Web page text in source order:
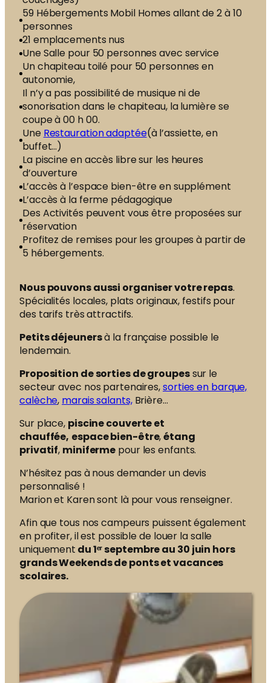
59 Hébergements Mobil Homes allant de 2 à 10
personnes
21 emplacements nus
Une Salle pour 50 personnes avec service
Un chapiteau toilé pour 50 personnes en
autonomie,
Il n’y a pas possibilité de musique ni de
sonorisation dans le chapiteau, la lumière se
coupe à 00 h 00.
Une Restauration adaptée(à l’assiette, en
buffet…)
La piscine en accès libre sur les heures
d’ouverture
L’accès à l’espace bien-être en supplément
L’accès à la ferme pédagogique
Des Activités peuvent vous être proposées sur
réservation
Profitez de remises pour les groupes à partir de
5 hébergements.
Nous pouvons aussi organiser votre repas.
Spécialités locales, plats originaux, festifs pour
des tarifs très attractifs.
Petits déjeunersà la française possible le
lendemain.
Proposition de sorties de groupessur le
secteur avec nos partenaires,sorties en barque,
calèche, marais salants,Brière…
Sur place, piscine couverte et
chauffée, espace bien-être,étang
privatif, miniferme pour les enfants.
N’hésitez pas à nous demander un devis
personnalisé !
Marion et Karen sont là pour vous renseigner.
Afin que tous nos campeurs puissent également
en profiter, il est possible de louer la salle
uniquement du 1ᵉʳ septembre au 30 juin hors
grands Weekends de ponts et vacances
scolaires.